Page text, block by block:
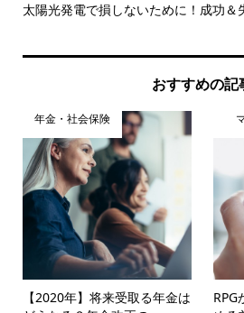
太陽光発電で損しないために！成功＆
おすすめの記
年金・社会保険
【2020年】将来受取る年金は